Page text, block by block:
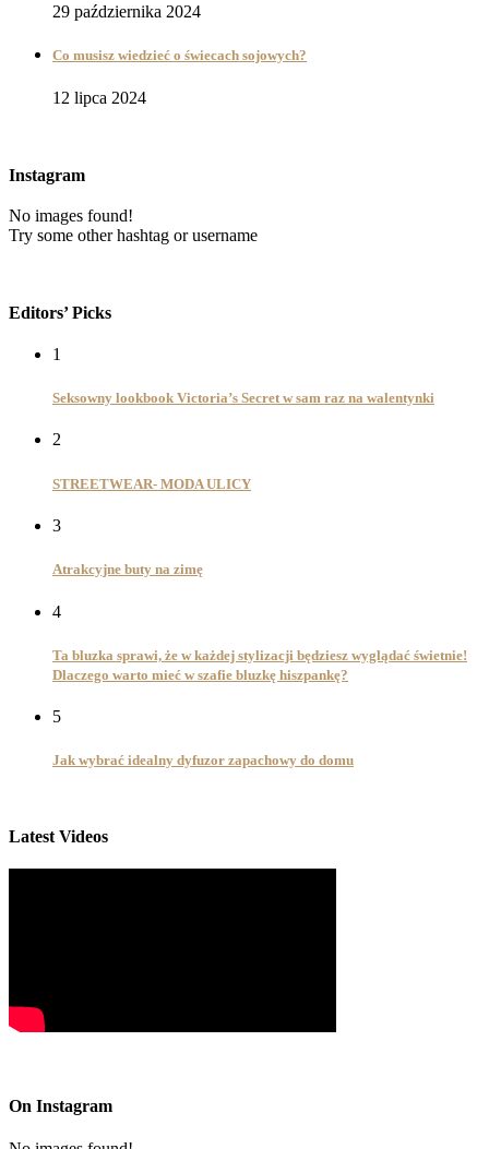
29 października 2024
Co musisz wiedzieć o świecach sojowych?
12 lipca 2024
Instagram
No images found!
Try some other hashtag or username
Editors’ Picks
1
Seksowny lookbook Victoria’s Secret w sam raz na walentynki
2
STREETWEAR- MODA ULICY
3
Atrakcyjne buty na zimę
4
Ta bluzka sprawi, że w każdej stylizacji będziesz wyglądać świetnie!
Dlaczego warto mieć w szafie bluzkę hiszpankę?
5
Jak wybrać idealny dyfuzor zapachowy do domu
Latest Videos
On Instagram